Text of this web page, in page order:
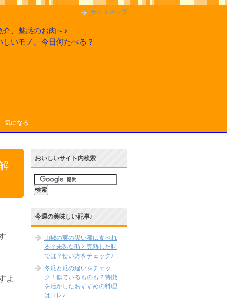
、魅惑のお肉～♪
いモノ、今日何たべる？
気になる
よ
おいしいサイト内検索
今週の美味しい記事♪
山椒の実の黒い種は食べれ
る？未熟な時と完熟した時
では？使い方をチェック♪
冬瓜と瓜の違いをチェッ
ク！似ているものも？特徴
を活かしたおすすめの料理
はコレ♪
サイトマップ